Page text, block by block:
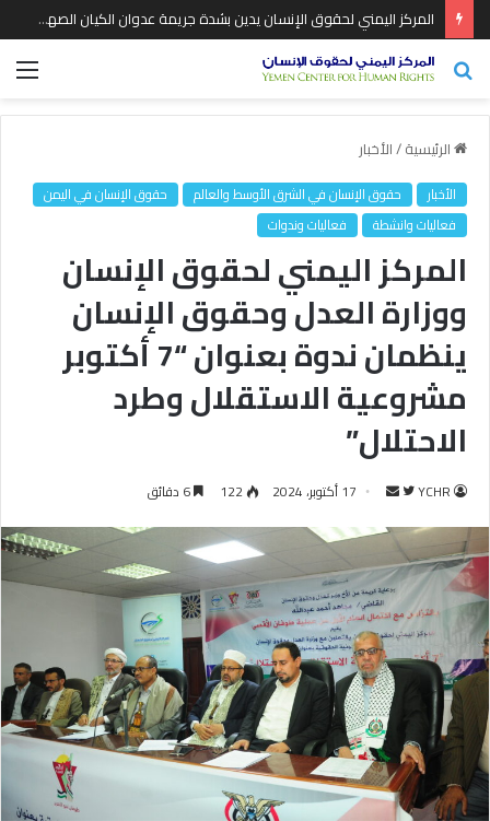
المركز اليمني لحقوق الإنسان يدين بشدة جريمة عدوان الكيان الصهيوني واستهداف رئيس حكومة التغيير والبناء ورفاقه
بحث
الرئيسية/الأخبار
الأخبار حقوق الإنسان في الشرق الأوسط والعالم
حقوق الإنسان في اليمن
فعاليات وانشطة
فعاليات وندوات
المركز اليمني لحقوق الإنسان
ووزارة العدل وحقوق الإنسان
ينظمان ندوة بعنوان “7 أكتوبر
مشروعية الاستقلال وطرد
الاحتلال”
YCHR
ت
ب
ع
ع
ل
ى
و
ر
ل
ب
ر
ي
د
ا
إ
ل
ك
ت
17 أكتوبر، 2024 122